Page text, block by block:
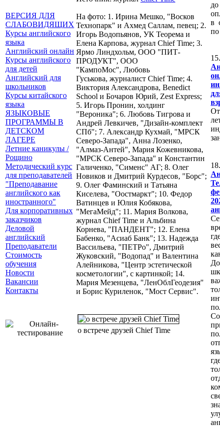
ВЕРСИЯ ДЛЯ
СЛАБОВИДЯЩИХ
Курсы английского
языка
Английский онлайн
Курсы английского
для детей
Английский для
школьников
Курсы китайского
языка
ЯЗЫКОВЫЕ
ПРОГРАММЫ В
ДЕТСКОМ
ЛАГЕРЕ
Летние каникулы /
Рощино
Методический курс
для преподавателей
"Преподавание
английского как
иностранного"
Для корпоративных
заказчиков
Деловой
английский
Преподаватели
Стоимость
обучения
Новости
Вакансии
Контакты
На фото: 1. Ирина Мешко, "Восков
Технопарк" и Ахмед Саллам, певец; 2.
Игорь Водопьянов, УК Теорема и
Елена Карпова, журнал Chief Time; 3.
Ярмо Линдхольм, ООО "ПИТ-
ПРОДУКТ", ООО
"КампоМос", Любовь
Гуськова, журналист Сhief Time; 4.
Виктория Александрова, Benedict
School и Бочаров Юрий, Zest Express;
5. Игорь Пронин, холдинг
"Вероника"; 6. Любовь Тигрова и
Андрей Левкичев, "Дизайн-комплект
СПб"; 7. Александр Кухмай, "МРСК
Северо-Запада", Анна Лозенко,
"Алмаз-Антей", Мария Кожевникова,
"МРСК Северо-Запада" и Константин
Галиченко, "Сименс" АГ; 8. Олег
Новиков и Дмитрий Курдесов, "Борс";
9. Олег Фаминский и Татьяна
Киселева, "Оостмаркт"; 10. Федор
Ватинцев и Юлия Кобякова,
"МегаМейд"; 11. Мария Волкова,
журнал Chief Time и Альбина
Корнева, "ПАНДЕНТ"; 12. Елена
Бабенко, "Асиаб Банк"; 13. Надежда
Вассильева, "ПЕТРо", Дмитрий
Жуковский, "Водопад" и Валентина
Алейникова, "Центр эстетической
косметологии", с картинкой; 14.
Мария Мезенцева, "ЛенОблГеодезия"
и Борис Куриленок, "Мост Сервис".
о встрече друзей Chief Time
в